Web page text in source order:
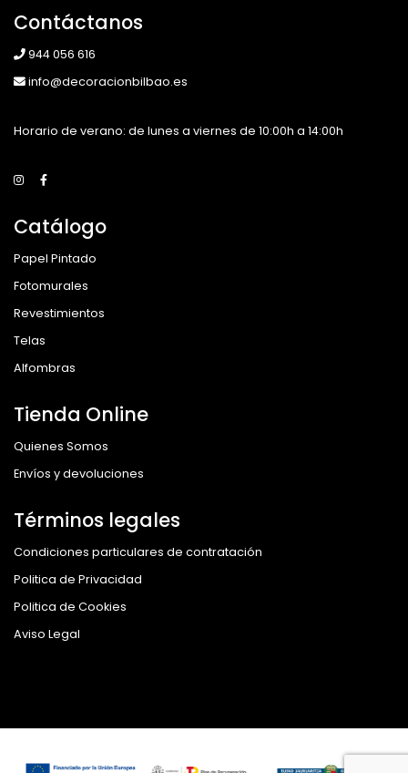
Contáctanos
944 056 616
info@decoracionbilbao.es
Horario de verano: de lunes a viernes de 10:00h a 14:00h
Catálogo
Papel Pintado
Fotomurales
Revestimientos
Telas
Alfombras
Tienda Online
Quienes Somos
Envíos y devoluciones
Términos legales
Condiciones particulares de contratación
Politica de Privacidad
Politica de Cookies
Aviso Legal